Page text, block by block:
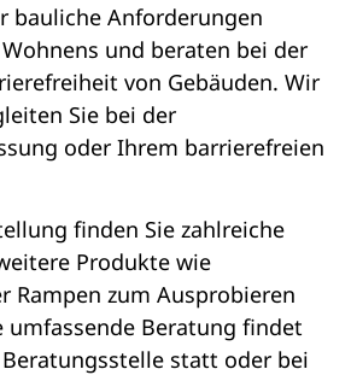
bauliche Anforderungen
und beraten bei der
von Gebäuden. Wir
Sie bei der
oder Ihrem barrierefreien
finden Sie zahlreiche
Produkte wie
Rampen zum Ausprobieren
umfassende Beratung findet
statt oder bei